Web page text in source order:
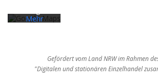
Mehr
Gefördert vom Land NRW im Rahmen
"Digitalen und stationären Einzelhandel